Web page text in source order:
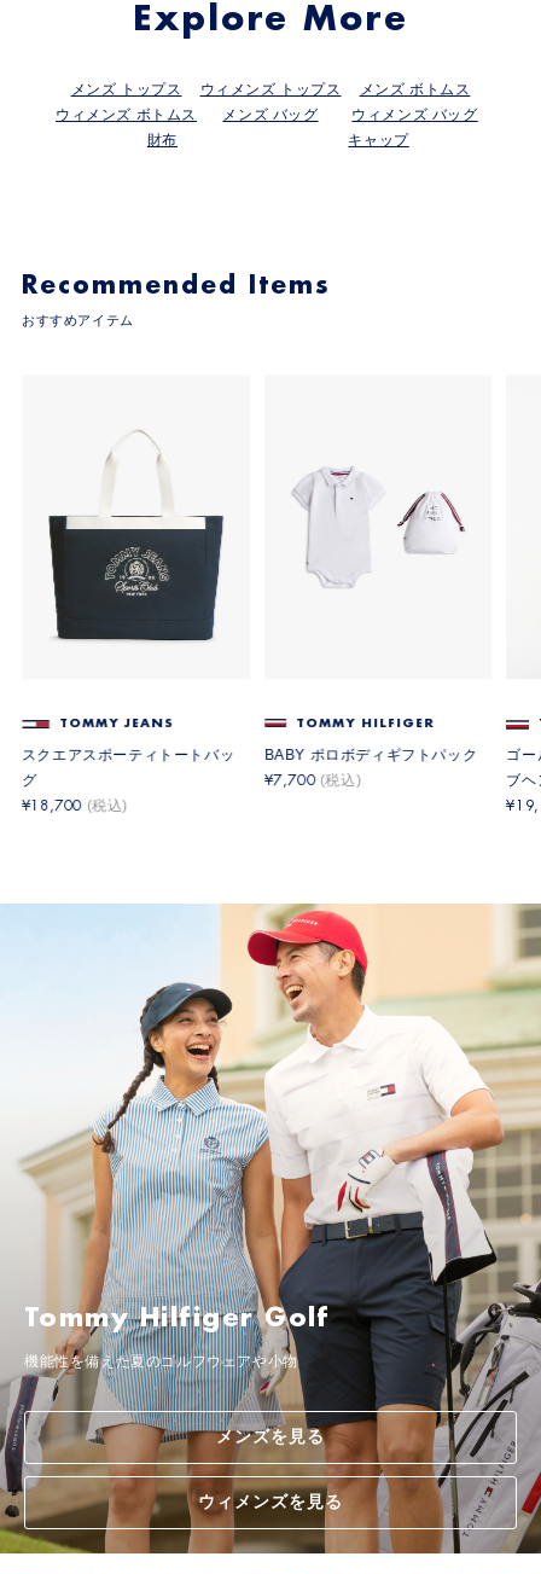
Explore More
メンズ トップス ウィメンズ トップス
メンズ ボトムス
ウィメンズ ボトムス
メンズ バッグ
ウィメンズ バッグ
財布
キャップ
Recommended Items
おすすめアイテム
TOMMY JEANS
スクエアスポーティトートバッ
グ
18,700
TOMMY HILFIGER
BABY ポロボディギフトパック
7,700
ゴー
ブヘ
Tommy Hilfiger Golf
機能性を備えた夏のゴルフウェアや小物
メンズを見る
ウィメンズを見る